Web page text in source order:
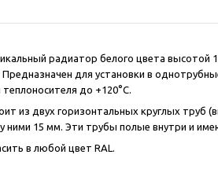
радиатор белого цвета
для установки в
до +120°С.
из двух горизонтальных круглых труб
ними 15 мм. Эти трубы полые внутри и
в любой цвет RAL.